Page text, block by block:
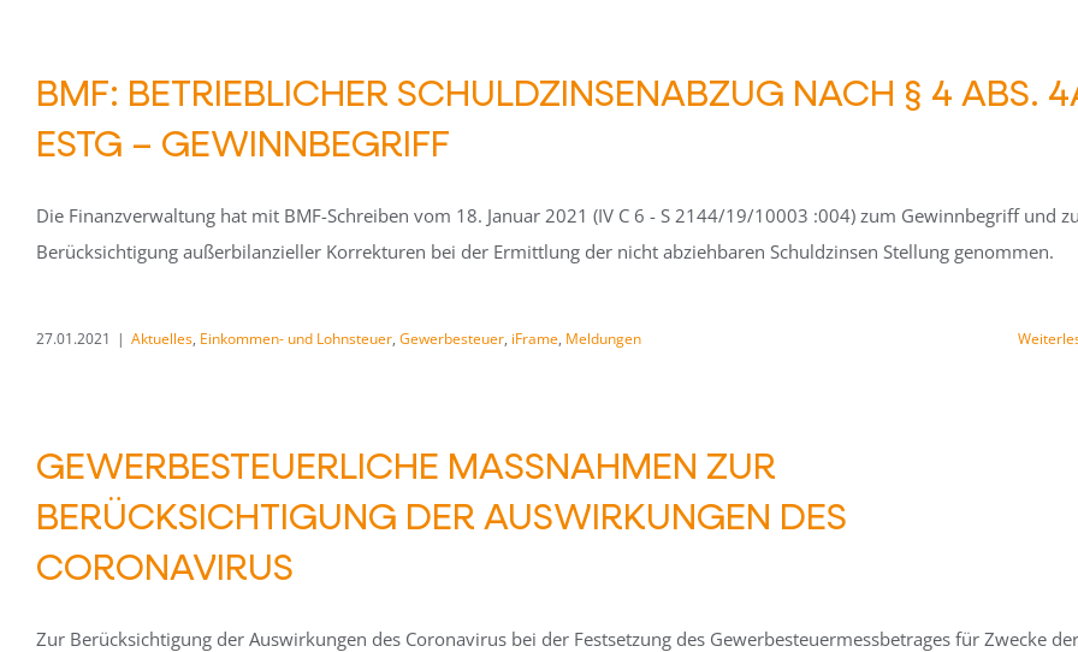
BMF: BETRIEBLICHER SCHULDZINSENABZUG NACH § 4 ABS.
ESTG – GEWINNBEGRIFF
Die Finanzverwaltung hat mit BMF-Schreiben vom 18. Januar 2021 (IV C 6 - S 2144/19/10003 :004) zum Gewinnbegriff und
Berücksichtigung außerbilanzieller Korrekturen bei der Ermittlung der nicht abziehbaren Schuldzinsen Stellung genommen.
27.01.2021 | Aktuelles, Einkommen- und Lohnsteuer, Gewerbesteuer, iFrame, Meldungen
GEWERBESTEUERLICHE MASSNAHMEN ZUR B
ERÜCKSICHTIGUNG DER AUSWIRKUNGEN DES C
ORONAVIRUS
Zur Berücksichtigung der Auswirkungen des Coronavirus bei der Festsetzung des Gewerbesteuermessbetrages für Zwecke der